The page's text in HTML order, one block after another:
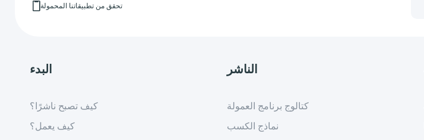
تحقق من تطبيقاتنا المحمولة
البدء
كيف تصبح ناشرًا؟
كيف يعمل؟
الناشر
كتالوج برنامج العمولة
نماذج الكسب